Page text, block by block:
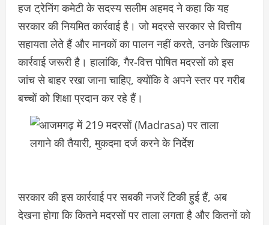
हज ट्रेनिंग कमेटी के सदस्य सलीम अहमद ने कहा कि यह
सरकार की नियमित कार्रवाई है। जो मदरसे सरकार से वित्तीय
सहायता लेते हैं और मानकों का पालन नहीं करते, उनके खिलाफ
कार्रवाई जरूरी है। हालांकि, गैर-वित्त पोषित मदरसों को इस
जांच से बाहर रखा जाना चाहिए, क्योंकि वे अपने स्तर पर गरीब
बच्चों को शिक्षा प्रदान कर रहे हैं।
सरकार की इस कार्रवाई पर सबकी नजरें टिकी हुई हैं, अब
देखना होगा कि कितने मदरसों पर ताला लगता है और कितनों को